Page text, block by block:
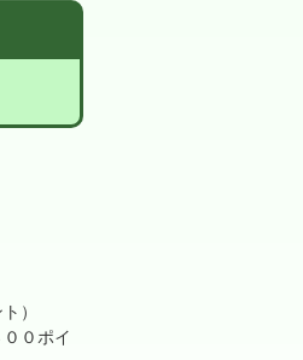
）
０ポイ